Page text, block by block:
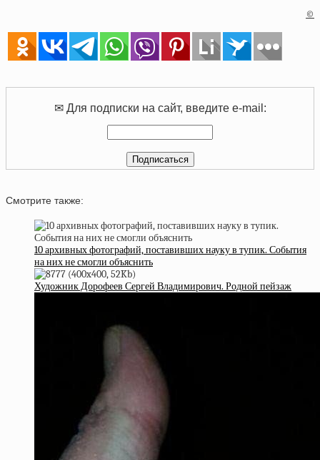
©
✉ Для подписки на сайт, введите e-mail:
Смотрите также:
10 архивных фотографий, поставивших науку в тупик. События
на них не смогли объяснить
Художник Дорофеев Сергей Владимирович. Родной пейзаж